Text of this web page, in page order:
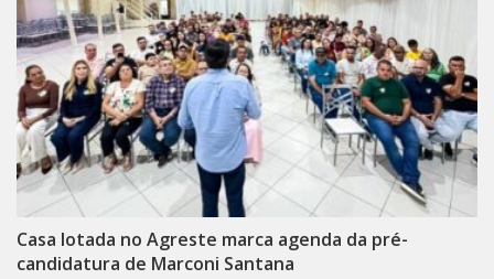
Casa lotada no Agreste marca agenda da pré-
candidatura de Marconi Santana